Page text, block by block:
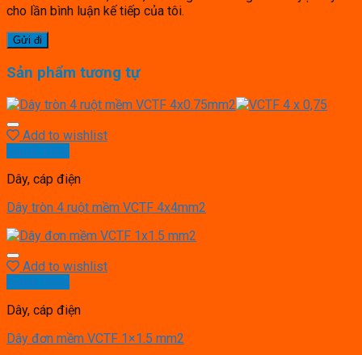
cho lần bình luận kế tiếp của tôi.
Sản phẩm tương tự
Add to wishlist
Quick View
Dây, cáp điện
Dây tròn 4 ruột mềm VCTF 4x4mm2
Add to wishlist
Quick View
Dây, cáp điện
Dây đơn mềm VCTF 1×1.5 mm2